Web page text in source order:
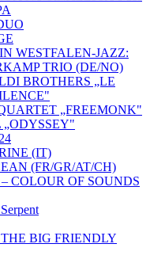
WESTFALEN-JAZZ:
TRIO (DE/NO)
BROTHERS „LE
„FREEMONK"
(IT)
(FR/GR/AT/CH)
COLOUR OF SOUNDS
BIG FRIENDLY